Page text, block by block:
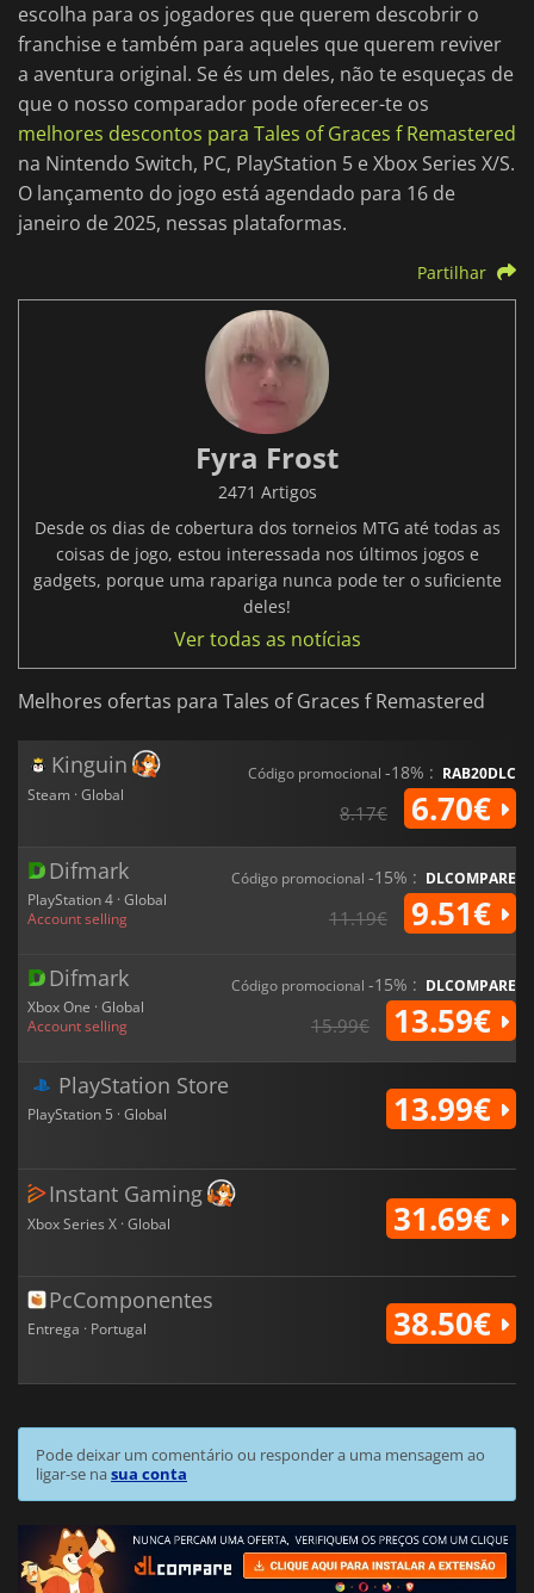
escolha para os jogadores que querem descobrir o
franchise e também para aqueles que querem reviver
a aventura original. Se és um deles, não te esqueças de
que o nosso comparador pode oferecer-te os
melhores descontos para Tales of Graces f Remastered
na Nintendo Switch, PC, PlayStation 5 e Xbox Series X/S.
O lançamento do jogo está agendado para 16 de
janeiro de 2025, nessas plataformas.
Partilhar
Fyra Frost
2471 Artigos
Desde os dias de cobertura dos torneios MTG até todas as
coisas de jogo, estou interessada nos últimos jogos e
gadgets, porque uma rapariga nunca pode ter o suficiente
deles!
Ver todas as notícias
Melhores ofertas para Tales of Graces f Remastered
Kinguin
Steam · Global
Código promocional -18% : RAB20DLC
8.17€ 6.70€
Difmark
PlayStation 4 · Global
Account selling
Código promocional -15% : DLCOMPARE
11.19€ 9.51€
Difmark
Xbox One · Global
Account selling
Código promocional -15% : DLCOMPARE
15.99€ 13.59€
PlayStation Store
PlayStation 5 · Global 13.99€
Instant Gaming
Xbox Series X · Global 31.69€
PcComponentes
Entrega · Portugal 38.50€
Pode deixar um comentário ou responder a uma mensagem ao
ligar-se nasua conta